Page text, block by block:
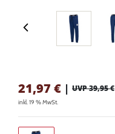
21,97 € | UVP 39,95 €
inkl. 19 % MwSt.